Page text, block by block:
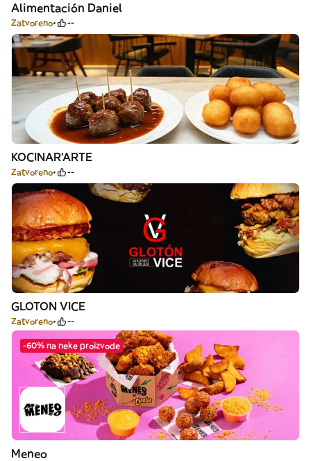
Alimentación Daniel
Zatvoreno --
KOCINAR'ARTE
Zatvoreno --
GLOTON VICE
Zatvoreno --
-60% na neke proizvode
Meneo